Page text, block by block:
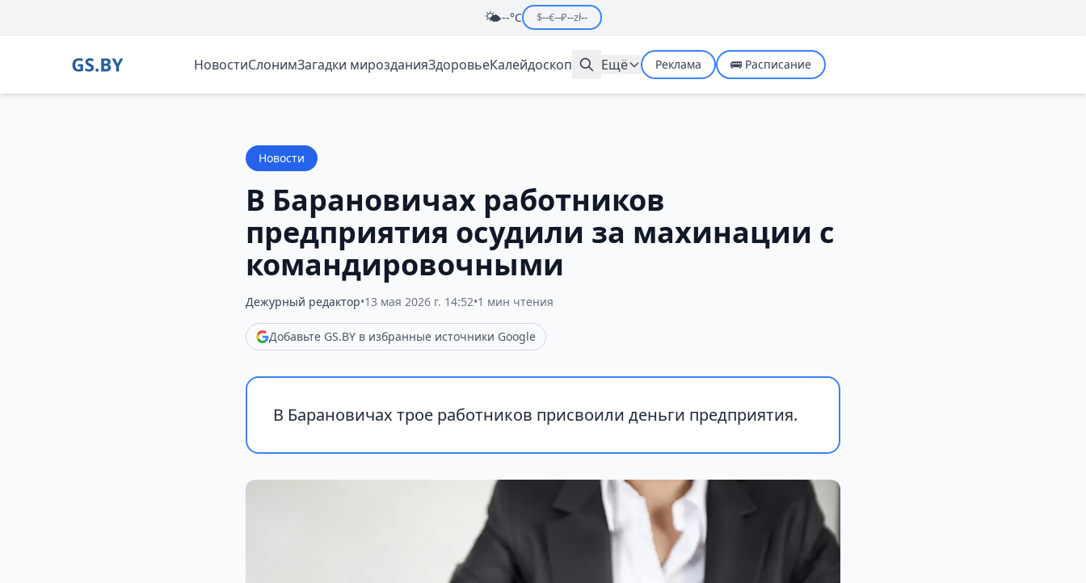
🌤️--°C $--€--₽--zł--
НовостиСлонимЗагадки мирозданияЗдоровьеКалейдоскоп Ещё Реклама 🚌 Расписание
Новости
В Барановичах работников
предприятия осудили за махинации с
командировочными
Дежурный редактор•13 мая 2026 г. 14:52•1 мин чтения
Добавьте GS.BY в избранные источники Google
В Барановичах трое работников присвоили деньги предприятия.